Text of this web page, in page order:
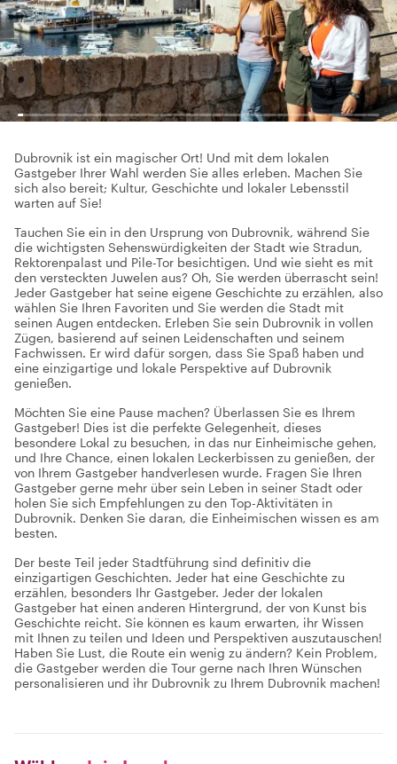
Dubrovnik ist ein magischer Ort! Und mit dem lokalen
Gastgeber Ihrer Wahl werden Sie alles erleben. Machen Sie
sich also bereit; Kultur, Geschichte und lokaler Lebensstil
warten auf Sie!
Tauchen Sie ein in den Ursprung von Dubrovnik, während Sie
die wichtigsten Sehenswürdigkeiten der Stadt wie Stradun,
Rektorenpalast und Pile-Tor besichtigen. Und wie sieht es mit
den versteckten Juwelen aus? Oh, Sie werden überrascht sein!
Jeder Gastgeber hat seine eigene Geschichte zu erzählen, also
wählen Sie Ihren Favoriten und Sie werden die Stadt mit
seinen Augen entdecken. Erleben Sie sein Dubrovnik in vollen
Zügen, basierend auf seinen Leidenschaften und seinem
Fachwissen. Er wird dafür sorgen, dass Sie Spaß haben und
eine einzigartige und lokale Perspektive auf Dubrovnik
genießen.
Möchten Sie eine Pause machen? Überlassen Sie es Ihrem
Gastgeber! Dies ist die perfekte Gelegenheit, dieses
besondere Lokal zu besuchen, in das nur Einheimische gehen,
und Ihre Chance, einen lokalen Leckerbissen zu genießen, der
von Ihrem Gastgeber handverlesen wurde. Fragen Sie Ihren
Gastgeber gerne mehr über sein Leben in seiner Stadt oder
holen Sie sich Empfehlungen zu den Top-Aktivitäten in
Dubrovnik. Denken Sie daran, die Einheimischen wissen es am
besten.
Der beste Teil jeder Stadtführung sind definitiv die
einzigartigen Geschichten. Jeder hat eine Geschichte zu
erzählen, besonders Ihr Gastgeber. Jeder der lokalen
Gastgeber hat einen anderen Hintergrund, der von Kunst bis
Geschichte reicht. Sie können es kaum erwarten, ihr Wissen
mit Ihnen zu teilen und Ideen und Perspektiven auszutauschen!
Haben Sie Lust, die Route ein wenig zu ändern? Kein Problem,
die Gastgeber werden die Tour gerne nach Ihren Wünschen
personalisieren und ihr Dubrovnik zu Ihrem Dubrovnik machen!